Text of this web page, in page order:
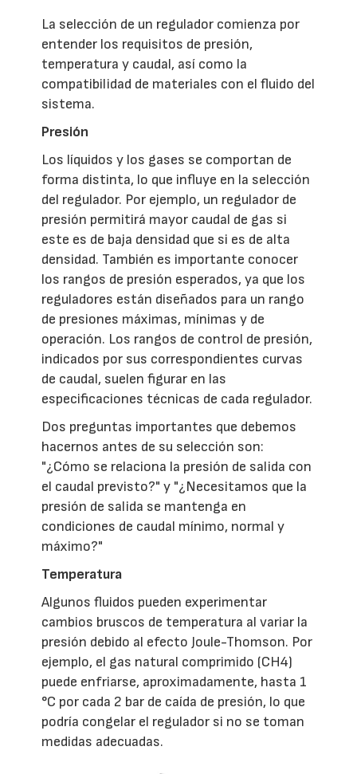
La selección de un regulador comienza por
entender los requisitos de presión,
temperatura y caudal, así como la
compatibilidad de materiales con el fluido del
sistema.
Presión
Los líquidos y los gases se comportan de
forma distinta, lo que influye en la selección
del regulador. Por ejemplo, un regulador de
presión permitirá mayor caudal de gas si
este es de baja densidad que si es de alta
densidad. También es importante conocer
los rangos de presión esperados, ya que los
reguladores están diseñados para un rango
de presiones máximas, mínimas y de
operación. Los rangos de control de presión,
indicados por sus correspondientes curvas
de caudal, suelen figurar en las
especificaciones técnicas de cada regulador.
Dos preguntas importantes que debemos
hacernos antes de su selección son:
"¿Cómo se relaciona la presión de salida con
el caudal previsto?" y "¿Necesitamos que la
presión de salida se mantenga en
condiciones de caudal mínimo, normal y
máximo?"
Temperatura
Algunos fluidos pueden experimentar
cambios bruscos de temperatura al variar la
presión debido al efecto Joule-Thomson. Por
ejemplo, el gas natural comprimido (CH4)
puede enfriarse, aproximadamente, hasta 1
°C por cada 2 bar de caída de presión, lo que
podría congelar el regulador si no se toman
medidas adecuadas.